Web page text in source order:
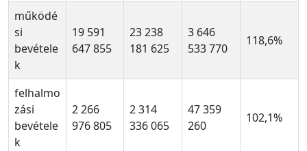
működé
si
bevétele
k
19 591
647 855
23 238
181 625
3 646
533 770
118,6%
felhalmo
zási
bevétele
k
2 266
976 805
2 314
336 065
47 359
260
102,1%